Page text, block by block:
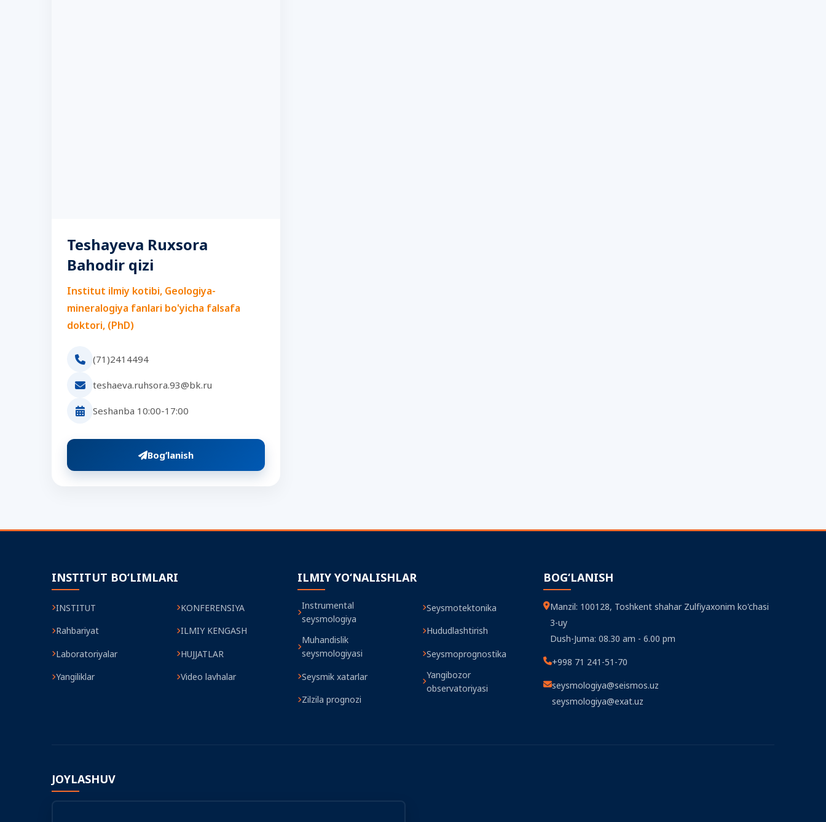
Teshayeva Ruxsora
Bahodir qizi
Institut ilmiy kotibi, Geologiya-
mineralogiya fanlari bo'yicha falsafa
doktori, (PhD)
(71)2414494
teshaeva.ruhsora.93@bk.ru
Seshanba 10:00-17:00
Bogʻlanish
INSTITUT BO‘LIMLARI
INSTITUT
Rahbariyat
Laboratoriyalar
Yangiliklar
KONFERENSIYA
ILMIY KENGASH
HUJJATLAR
Video lavhalar
ILMIY YO‘NALISHLAR
Instrumental
seysmologiya
Muhandislik
seysmologiyasi
Seysmik xatarlar
Zilzila prognozi
Seysmotektonika
Hududlashtirish
Seysmoprognostika
Yangibozor
observatoriyasi
BOG‘LANISH
Manzil: 100128, Toshkent shahar Zulfiyaxonim ko'chasi
3-uy
Dush-Juma: 08.30 am - 6.00 pm
+998 71 241-51-70
seysmologiya@seismos.uz
seysmologiya@exat.uz
JOYLASHUV